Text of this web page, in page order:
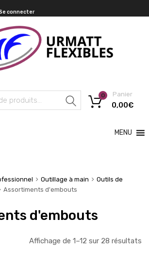
connecter
Recherche
Panier
0,00€
0
MENU
Outillage à main
Outils de
Assortiments d'embouts
d'embouts
Affichage de 1–12 sur 28 résultats